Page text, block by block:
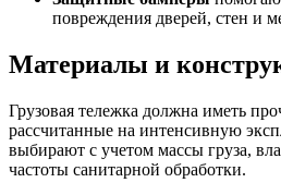
повреждения дверей, стен и
Материалы и
Грузовая тележка должна иметь
рассчитанные на интенсивную
выбирают с учетом массы груза,
частоты санитарной обработки.